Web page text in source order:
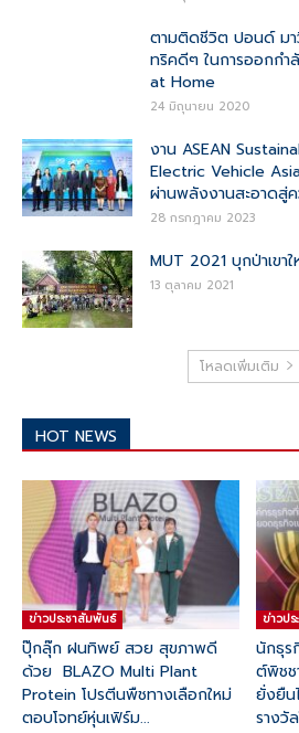
ตามติดชีวิต ปอนด์ ม
ทริคดีๆ ในการออกกำ
at Home
24 มิถุนายน 2020
งาน ASEAN
Electric Vehicle
ผ่านพลังงานสะอาดสู่
28 กรกฎาคม 2023
MUT 2021 บุกป่าเขา
13 ตุลาคม 2021
โหลดเพิ่มเติม
HOT NEWS
ข่าวประชาสัมพันธ์
ปุ๊กลุ๊ก ฝนทิพย์ สวย สุขภาพดี
ด้วย BLAZO Multi Plant
Protein โปรตีนพืชทางเลือกใหม่
ตอบโจทย์หุ่นเฟิร์ม...
ข่าวปร
นักธุ
ต์พิชช
ยั่งยืน
รางวั